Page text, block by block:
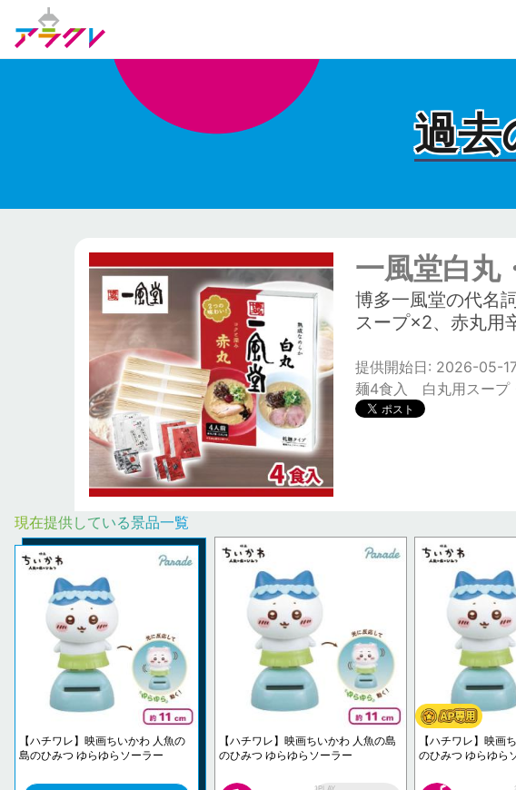
過去
一風堂白丸
博多一風堂の代名
スープ×2、赤丸用
提供開始日: 2026-05-
麺4食入 白丸用スープ
現在提供している景品一覧
【ハチワレ】映画ちいかわ 人魚の
島のひみつ ゆらゆらソーラー
【ハチワレ】映画ちいかわ 人魚の島
のひみつ ゆらゆらソーラー
1PLAY
【ハチワレ】映画
のひみつ ゆらゆら